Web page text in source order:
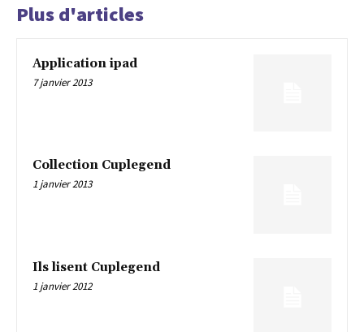
Plus d'articles
Application ipad
7 janvier 2013
Collection Cuplegend
1 janvier 2013
Ils lisent Cuplegend
1 janvier 2012